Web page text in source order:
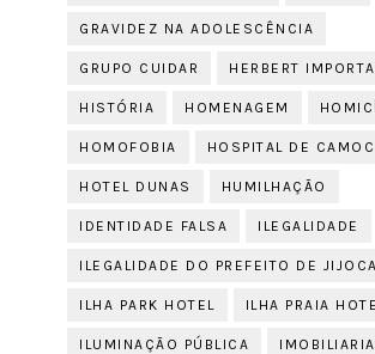
GRAVIDEZ NA ADOLESCÊNCIA
GRUPO CUIDAR HERBERT
HISTÓRIA HOMENAGEM
HOMOFOBIA HOSPITAL DE
HOTEL DUNAS HUMILHAÇÃO
IDENTIDADE FALSA ILEGALIDADE
ILEGALIDADE DO PREFEITO DE JIJOCA
ILHA PARK HOTEL ILHA PRAIA
ILUMINAÇÃO PÚBLICA